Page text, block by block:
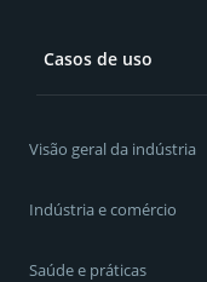
Casos de uso
Visão geral da indústria
Indústria e comércio
Saúde e práticas